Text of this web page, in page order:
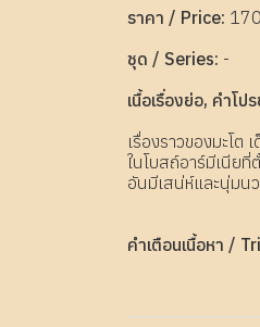
ราคา / Price:
ชุด / Series: -
เนื้อเรื่องย่อ, คำโ
เรื่องราวของมะโต
ในโบสถ์อาร์มีเนียที่
อันมีเสน่ห์และนุ่มน
คำเตือนเนื้อหา /